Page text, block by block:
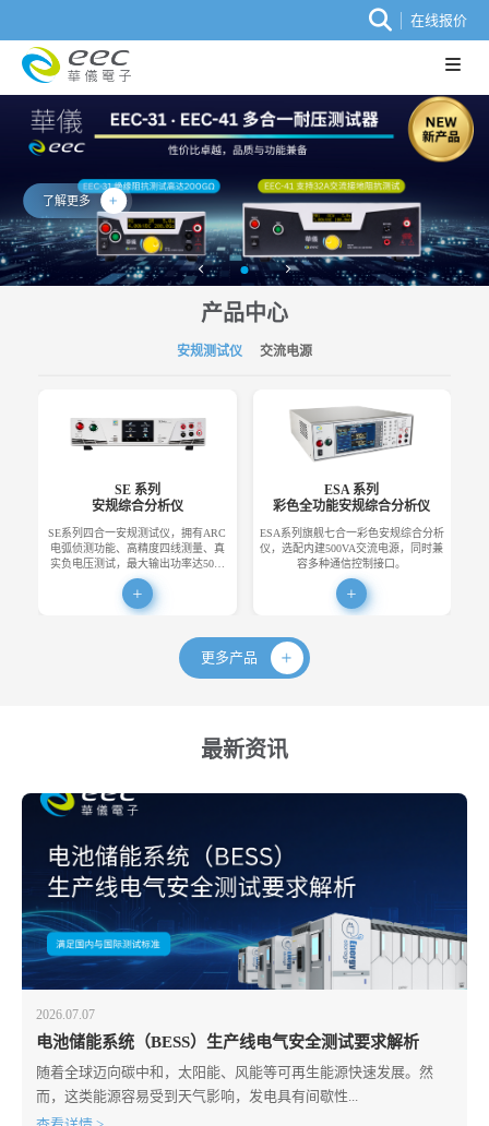
在线报价
了解更多
产品中心
安规测试仪 交流电源
SE 系列
安规综合分析仪
SE系列四合一安规测试仪，拥有ARC
电弧侦测功能、高精度四线测量、真
实负电压测试，最大输出功率达50…
ESA 系列
彩色全功能安规综合分析仪
ESA系列旗舰七合一彩色安规综合分析
仪，选配内建500VA交流电源，同时兼
容多种通信控制接口。
更多产品
最新资讯
2026.07.07
电池储能系统（BESS）生产线电气安全测试要求解析
随着全球迈向碳中和，太阳能、风能等可再生能源快速发展。然
而，这类能源容易受到天气影响，发电具有间歇性...